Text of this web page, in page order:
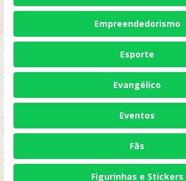
Empreendedorismo
Esporte
Evangélico
Eventos
Fãs
Figurinhas e Stickers